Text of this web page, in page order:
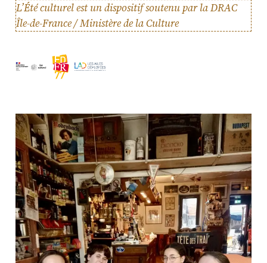
L’Été culturel est un dispositif soutenu par la DRAC
Île-de-France / Ministère de la Culture